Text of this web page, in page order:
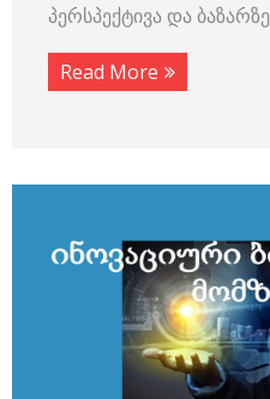
პერსპექტივა და
Read More